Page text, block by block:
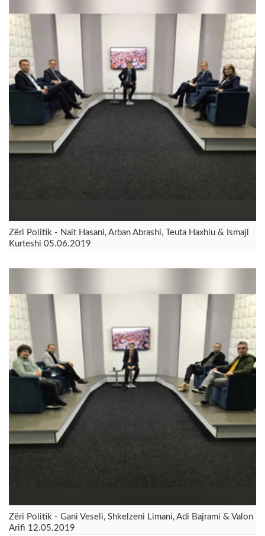
Zëri Politik - Nait Hasani, Arban Abrashi, Teuta Haxhiu & Ismajl
Kurteshi 05.06.2019
Zëri Politik - Gani Veseli, Shkelzeni Limani, Adi Bajrami & Valon
Arifi 12.05.2019